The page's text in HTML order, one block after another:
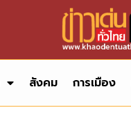
สังคม การเมือง